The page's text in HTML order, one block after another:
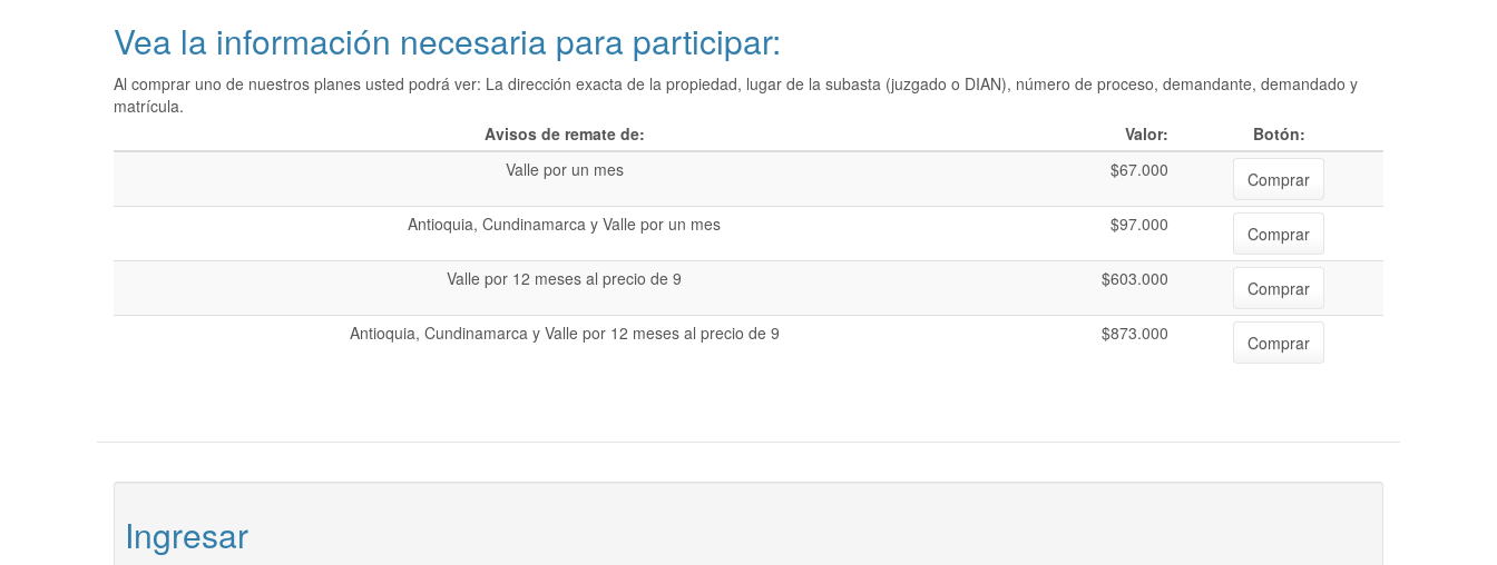
Vea la información necesaria para participar:
Al comprar uno de nuestros planes usted podrá ver: La dirección exacta de la propiedad, lugar de la subasta (juzgado o DIAN), número de proceso, demandante, demandado y
matrícula.
Avisos de remate de:
Valor:
Botón:
Valle por un mes
$67.000
Comprar
Antioquia, Cundinamarca y Valle por un mes
$97.000
Comprar
Valle por 12 meses al precio de 9
$603.000
Comprar
Antioquia, Cundinamarca y Valle por 12 meses al precio de 9
$873.000 Comprar
Ingresar